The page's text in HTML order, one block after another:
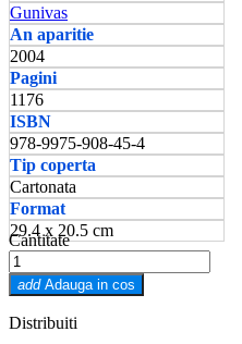
Gunivas
An aparitie
2004
Pagini
1176
ISBN
978-9975-908-45-4
Tip coperta
Cartonata
Format
29.4 x 20.5 cm
Cantitate
add Adauga in cos
Distribuiti